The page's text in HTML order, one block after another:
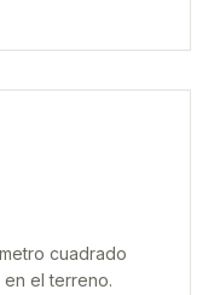
cuadrado
el terreno.